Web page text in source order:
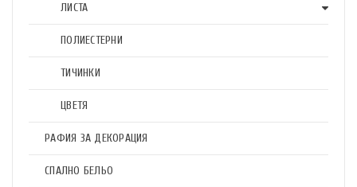
ЛИСТА
ПОЛИЕСТЕРНИ
ТИЧИНКИ
ЦВЕТЯ
РАФИЯ ЗА ДЕКОРАЦИЯ
СПАЛНО БЕЛЬО